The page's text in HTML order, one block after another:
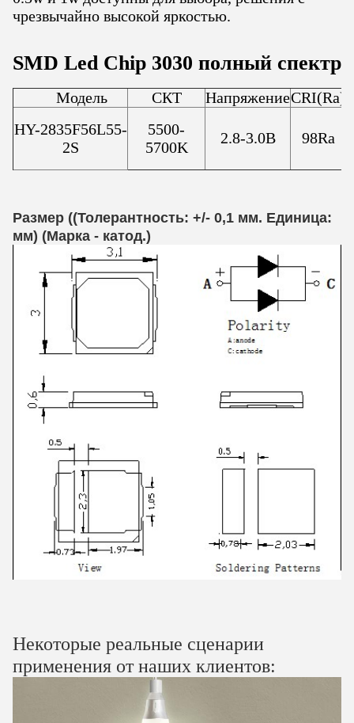
чрезвычайно высокой яркостью.
SMD Led Chip 3030 полный спектр
Модель СКТ НапряжениеCRI(Ra)
HY-2835F56L55-
2S
5500-
5700K
2.8-3.0В 98Ra
Размер ((Толерантность: +/- 0,1 мм. Единица:
мм) (Марка - катод.)
Некоторые реальные сценарии
применения от наших клиентов: